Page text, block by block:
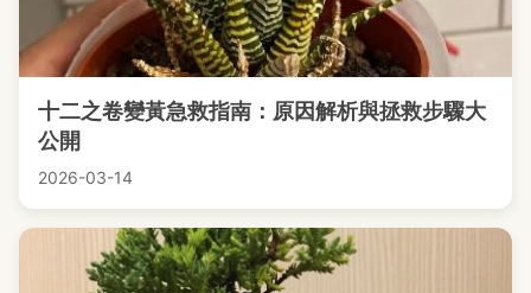
十二之卷變黃急救指南：原因解析與拯救步驟大
公開
2026-03-14